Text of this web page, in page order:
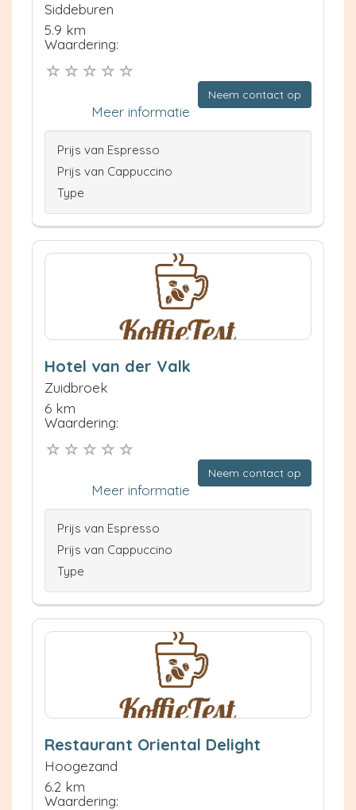
Siddeburen
5.9 km
Waardering:
Neem contact op
Meer informatie
Prijs van Espresso
Prijs van Cappuccino
Type
Hotel van der Valk
Zuidbroek
6 km
Waardering:
Neem contact op
Meer informatie
Prijs van Espresso
Prijs van Cappuccino
Type
Restaurant Oriental Delight
Hoogezand
6.2 km
Waardering: